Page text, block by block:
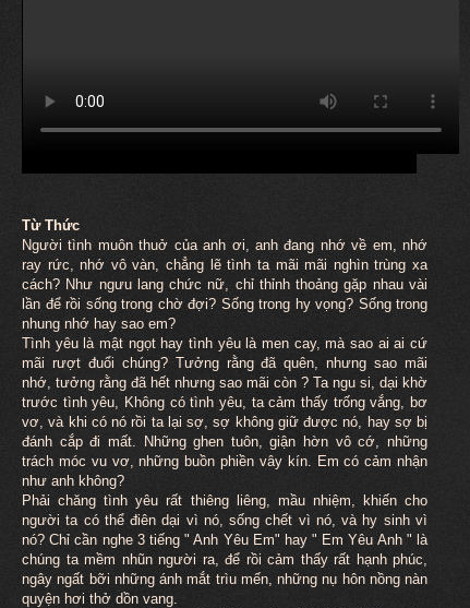
Từ Thức
Người tình muônthuở của anh ơi, anh đang nhớ về em, nhớ
ray rức, nhớ vô vàn, chẳng lẽ tình ta mãi mãi nghìn trùng xa
cách? Như ngưu lang chức nữ, chỉ thỉnh thoảng gặp nhau vài
lần để rồi sống trong chờ đợi? Sống trong hy vọng? Sống trong
nhung nhớ hay sao em?
Tình yêu là mật ngọt hay tình yêu là men cay, mà sao ai ai cứ
mãi rượt đuổi chúng? Tưởng rằng đã quên, nhưng sao mãi
nhớ, tưởng rằng đã hết nhưng sao mãi còn ? Ta ngu si, dại khờ
trước tình yêu, Không có tình yêu, ta cảm thấy trống vắng, bơ
vơ, và khi có nó rồi ta lại sợ, sợ không giữ được nó, hay sợ bị
đánh cắp đi mất. Những ghen tuôn, giận hờn vô cớ, những
trách móc vu vơ, những buồn phiền vây kín. Em có cảm nhận
như anh không?
Phải chăng tình yêu rất thiêng liêng, mầu nhiệm, khiến cho
người ta có thể điên dại vì nó, sống chết vì nó, và hy sinh vì
nó? Chỉ cần nghe 3 tiếng " Anh Yêu Em" hay " Em Yêu Anh " là
chúng ta mềm nhũn người ra, để rồi cảm thấy rất hạnh phúc,
ngây ngất bỡi những ánh mắt trìu mến, những nụ hôn nồng nàn
quyện hơi thở dồn vang.